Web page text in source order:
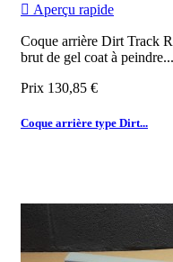
 Aperçu rapide
Coque arrière Dirt Track
brut de gel coat à peindre...
Prix 130,85 €
Coque arrière type Dirt...